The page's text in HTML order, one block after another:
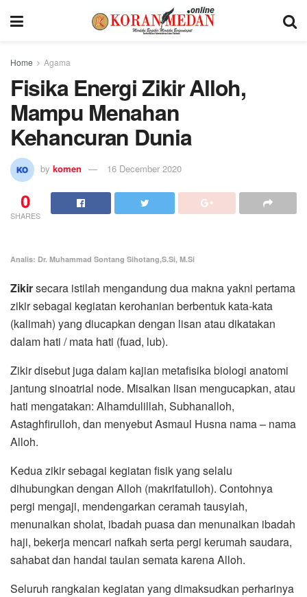
Home Agama
Fisika Energi Zikir Alloh,
Mampu Menahan
Kehancuran Dunia
by komen 16 December 2020
0
SHARES
Analis: Dr. Muhammad Sontang Sihotang,S.Si, M.Si
Zikirsecara istilah mengandung dua makna yakni pertama
zikir sebagai kegiatan kerohanian berbentuk kata-kata
(kalimah) yang diucapkan dengan lisan atau dikatakan
dalam hati / mata hati (fuad, lub).
Zikir disebut juga dalam kajian metafisika biologi anatomi
jantung sinoatrial node. Misalkan lisan mengucapkan, atau
hati mengatakan: Alhamdulillah, Subhanalloh,
Astaghfirulloh, dan menyebut Asmaul Husna nama – nama
Alloh.
Kedua zikir sebagai kegiatan fisik yang selalu
dihubungkan dengan Alloh (makrifatulloh). Contohnya
pergi mengaji, mendengarkan ceramah tausyiah,
menunaikan sholat, ibadah puasa dan menunaikan ibadah
haji, bekerja mencari nafkah serta pergi kerumah saudara,
sahabat dan handai taulan semata karena Alloh.
Seluruh rangkaian kegiatan yang dimaksudkan perharinya